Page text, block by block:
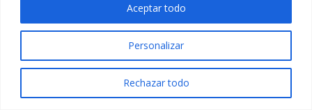
Personalizar
Rechazar todo
Aceptar todo